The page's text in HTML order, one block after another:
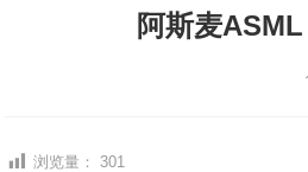
阿斯麦
浏览量： 301